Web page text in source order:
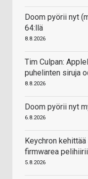
Doom pyörii nyt
64:llä
8.8.2026
Tim Culpan:
puhelinten siruja
8.8.2026
Doom pyörii nyt
6.8.2026
Keychron
firmwarea
5.8.2026